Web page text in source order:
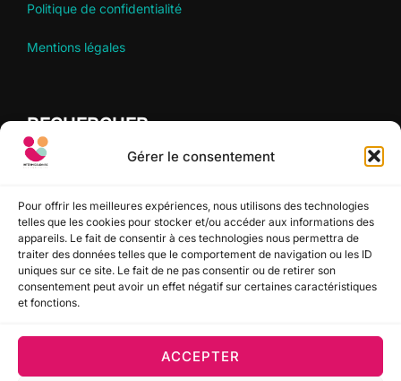
Gérer le consentement
Pour offrir les meilleures expériences, nous utilisons des technologies
telles que les cookies pour stocker et/ou accéder aux informations des
appareils. Le fait de consentir à ces technologies nous permettra de
traiter des données telles que le comportement de navigation ou les ID
uniques sur ce site. Le fait de ne pas consentir ou de retirer son
consentement peut avoir un effet négatif sur certaines caractéristiques
et fonctions.
ACCEPTER
Politique de confidentialité
Mentions légales
RECHERCHER
Recherche
SUIVEZ-NOUS